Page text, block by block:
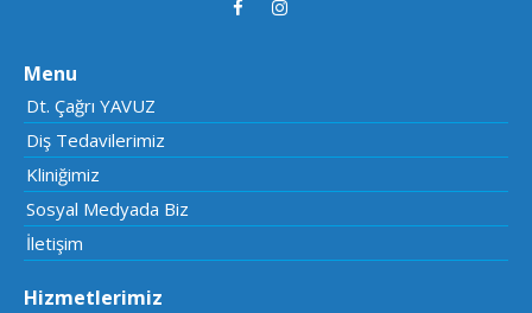
Menu
Dt. Çağrı YAVUZ
Diş Tedavilerimiz
Kliniğimiz
Sosyal Medyada Biz
İletişim
Hizmetlerimiz